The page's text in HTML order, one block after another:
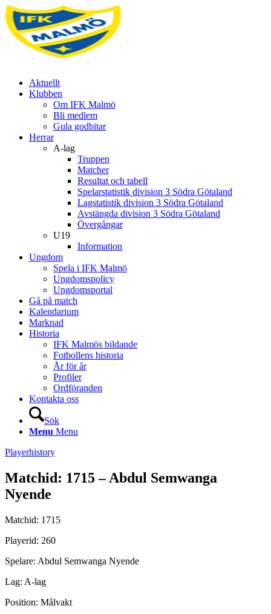
Aktuellt
Klubben
Om IFK Malmö
Bli medlem
Gula godbitar
Herrar
A-lag
Truppen
Matcher
Resultat och tabell
Spelarstatistik division 3 Södra Götaland
Lagstatistik division 3 Södra Götaland
Avstängda division 3 Södra Götaland
Övergångar
U19
Information
Ungdom
Spela i IFK Malmö
Ungdomspolicy
Ungdomsportal
Gå på match
Kalendarium
Marknad
Historia
IFK Malmös bildande
Fotbollens historia
År för år
Profiler
Ordföranden
Kontakta oss
Sök
Menu Menu
Playerhistory
Matchid: 1715 – Abdul Semwanga
Nyende
Matchid: 1715
Playerid: 260
Spelare: Abdul Semwanga Nyende
Lag: A-lag
Position: Målvakt